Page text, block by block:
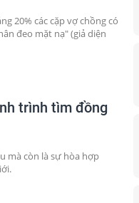
20% các cặp vợ chồng có
đeo mặt nạ" (giả diện
trình tìm đồng
mà còn là sự hòa hợp